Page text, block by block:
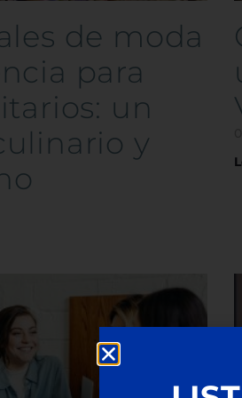
de moda
para
un
y